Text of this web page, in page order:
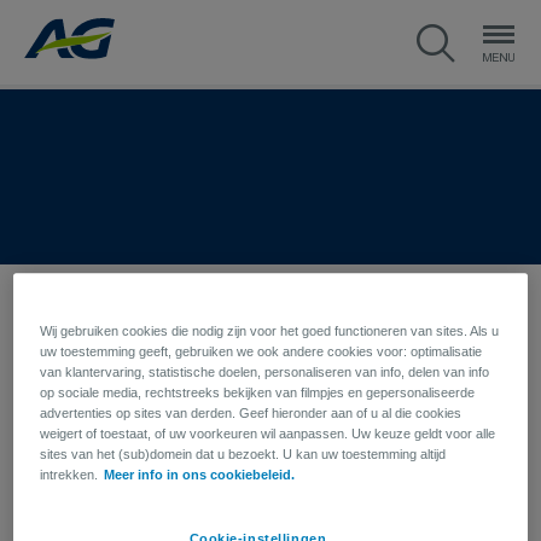
Snel een fonds zoeken
Wij gebruiken cookies die nodig zijn voor het goed functioneren van sites. Als u
uw toestemming geeft, gebruiken we ook andere cookies voor: optimalisatie
van klantervaring, statistische doelen, personaliseren van info, delen van info
op sociale media, rechtstreeks bekijken van filmpjes en gepersonaliseerde
advertenties op sites van derden. Geef hieronder aan of u al die cookies
weigert of toestaat, of uw voorkeuren wil aanpassen. Uw keuze geldt voor alle
sites van het (sub)domein dat u bezoekt. U kan uw toestemming altijd
intrekken.
Meer info in ons cookiebeleid.